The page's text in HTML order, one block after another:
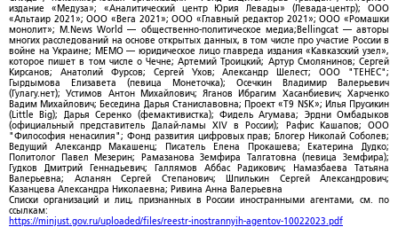
издание «Медуза»; «Аналитический центр Юрия Левады» (Левада-центр); ООО
«Альтаир 2021»; ООО «Вега 2021»; ООО «Главный редактор 2021»; ООО «Ромашки
монолит»; M.News World — общественно-политическое медиа;Bellingcat — авторы
многих расследований на основе открытых данных, в том числе про участие России в
войне на Украине; МЕМО — юридическое лицо главреда издания «Кавказский узел»,
которое пишет в том числе о Чечне; Артемий Троицкий; Артур Смолянинов; Сергей
Кирсанов; Анатолий Фурсов; Сергей Ухов; Александр Шелест; ООО "ТЕНЕС";
Гырдымова Елизавета (певица Монеточка); Осечкин Владимир Валерьевич
(Гулагу.нет); Устимов Антон Михайлович; Яганов Ибрагим Хасанбиевич; Харченко
Вадим Михайлович; Беседина Дарья Станиславовна; Проект «T9 NSK»; Илья Прусикин
(Little Big); Дарья Серенко (фемактивистка); Фидель Агумава; Эрдни Омбадыков
(официальный представитель Далай-ламы XIV в России); Рафис Кашапов; ООО
"Философия ненасилия"; Фонд развития цифровых прав; Блогер Николай Соболев;
Ведущий Александр Макашенц; Писатель Елена Прокашева; Екатерина Дудко;
Политолог Павел Мезерин; Рамазанова Земфира Талгатовна (певица Земфира);
Гудков Дмитрий Геннадьевич; Галлямов Аббас Радикович; Намазбаева Татьяна
Валерьевна; Асланян Сергей Степанович; Шпилькин Сергей Александрович;
Казанцева Александра Николаевна; Ривина Анна Валерьевна
Списки организаций и лиц, признанных в России иностранными агентами, см. по
ссылкам:
https://minjust.gov.ru/uploaded/files/reestr-inostrannyih-agentov-10022023.pdf